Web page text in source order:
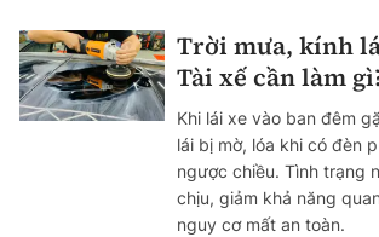
Trời mưa, kính
Tài xế cần làm
Khi lái xe vào ban đêm
lái bị mờ, lóa khi có đèn
ngược chiều. Tình trạng
chịu, giảm khả năng
nguy cơ mất an toàn.